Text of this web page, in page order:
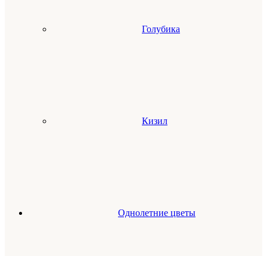
Голубика
Кизил
Однолетние цветы